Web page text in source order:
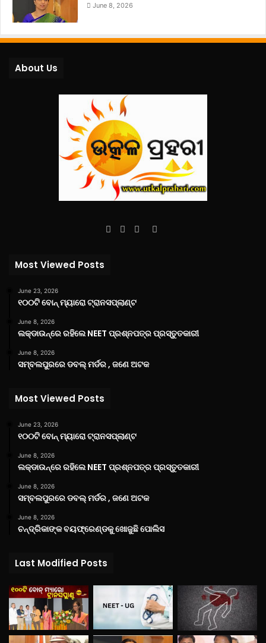
June 8, 2026
About Us
Facebook
TwitterYouTube
Instagram
Most Viewed Posts
June 23, 2026
୧୦୦ଟି ବୋନ୍ ମ୍ୟାରୋ ଟ୍ରାନସପ୍ଲାଣ୍ଟ
June 8, 2026
ଲକ୍‌ଡାଉନ୍‌ରେ ରହିଲେ NEET ପ୍ରଶ୍ନପତ୍ର ପ୍ରସ୍ତୁତକାରୀ
June 8, 2026
ସମ୍ବଲପୁରରେ ଡବଲ୍ ମର୍ଡର , ଜଣେ ଅଟକ
Most Viewed Posts
June 23, 2026
୧୦୦ଟି ବୋନ୍ ମ୍ୟାରୋ ଟ୍ରାନସପ୍ଲାଣ୍ଟ
June 8, 2026
ଲକ୍‌ଡାଉନ୍‌ରେ ରହିଲେ NEET ପ୍ରଶ୍ନପତ୍ର ପ୍ରସ୍ତୁତକାରୀ
June 8, 2026
ସମ୍ବଲପୁରରେ ଡବଲ୍ ମର୍ଡର , ଜଣେ ଅଟକ
June 8, 2026
ଚନ୍ଦ୍ରିକାଙ୍କ ବୟଫ୍ରେଣ୍ଡକୁ ଖୋଜୁଛି ପୋଲିସ
Last Modified Posts